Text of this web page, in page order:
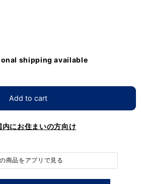
shipping available
Add to cart
内にお住まいの方向け
商品をアプリで見る